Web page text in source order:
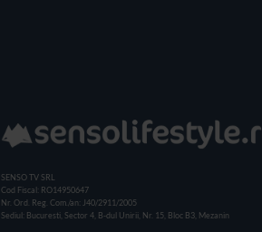
SENSO TV SRL
Cod Fiscal: RO14950647
Nr. Ord. Reg. Com./an: J40/2911/2005
Sediul: Bucuresti, Sector 4, B-dul Unirii, Nr. 15, Bloc B3, Mezanin